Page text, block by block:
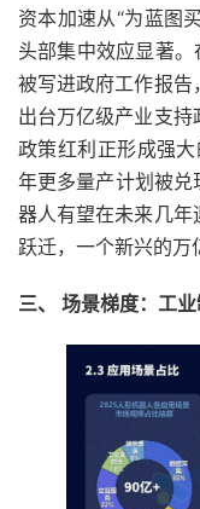
资本加速从“为蓝图
头部集中效应显著
被写进政府工作报告
出台万亿级产业支持
政策红利正形成强
年更多量产计划被
器人有望在未来几
跃迁，一个新兴的万
三、 场景梯度：工